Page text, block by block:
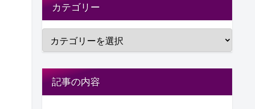
カテゴリー
記事の内容